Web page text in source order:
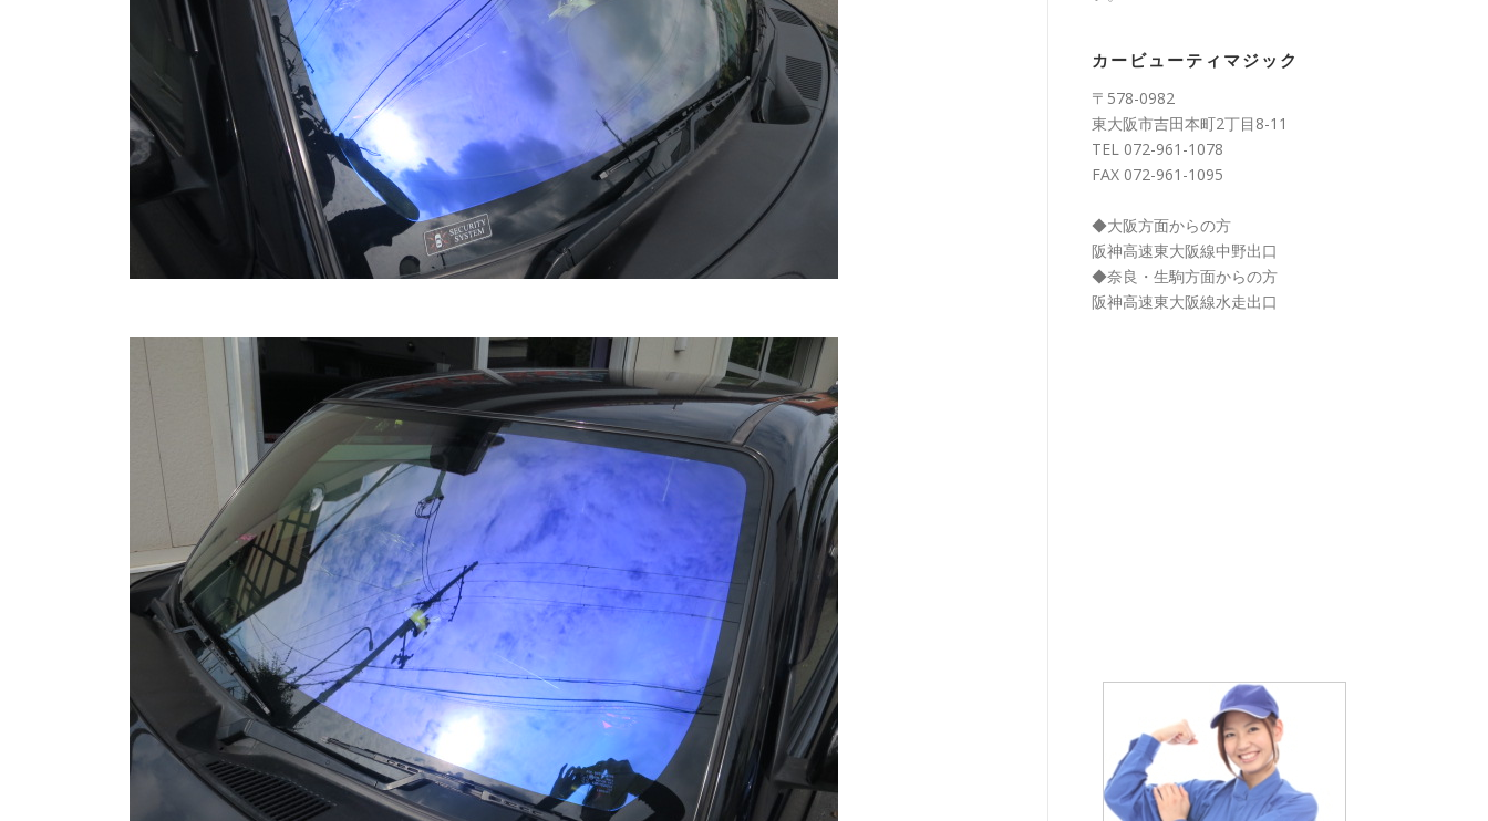
カービューティマジック
〒578-0982
東大阪市吉田本町2丁目8-11
TEL 072-961-1078
FAX 072-961-1095
◆大阪方面からの方
阪神高速東大阪線中野出口
◆奈良・生駒方面からの方
阪神高速東大阪線水走出口